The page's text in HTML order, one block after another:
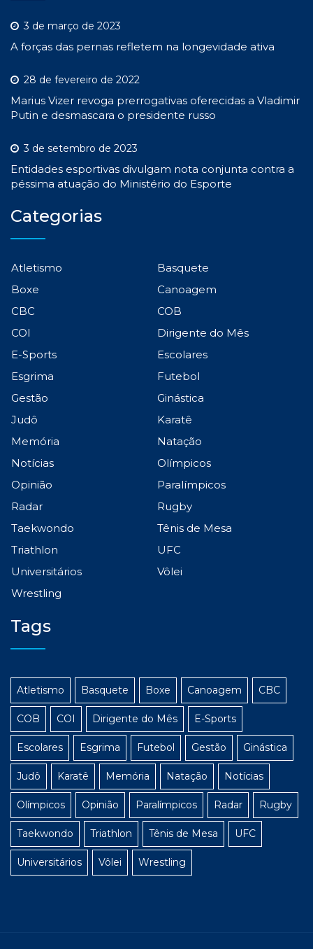
3 de março de 2023
A forças das pernas refletem na longevidade ativa
28 de fevereiro de 2022
Marius Vizer revoga prerrogativas oferecidas a Vladimir
Putin e desmascara o presidente russo
3 de setembro de 2023
Entidades esportivas divulgam nota conjunta contra a
péssima atuação do Ministério do Esporte
Categorias
Atletismo
Basquete
Boxe
Canoagem
CBC
COB
COI
Dirigente do Mês
E-Sports
Escolares
Esgrima
Futebol
Gestão
Ginástica
Judô
Karatê
Memória
Natação
Notícias
Olímpicos
Opinião
Paralímpicos
Radar
Rugby
Taekwondo
Tênis de Mesa
Triathlon
UFC
Universitários
Vôlei
Wrestling
Tags
Atletismo Basquete Boxe Canoagem CBC
COB COI Dirigente do Mês E-Sports
Escolares Esgrima Futebol Gestão Ginástica
Judô Karatê Memória Natação Notícias
Olímpicos Opinião Paralímpicos Radar Rugby
Taekwondo Triathlon Tênis de Mesa UFC
Universitários Vôlei Wrestling